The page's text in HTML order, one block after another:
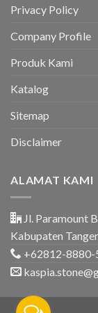
Privacy Policy
Company Profile
Produk Kami
Katalog
Sitemap
Disclaimer
ALAMAT KAMI
Jl. Paramount
Kabupaten
+62812-8880-